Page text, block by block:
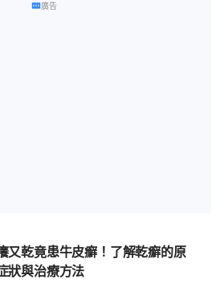
廣告
又乾竟患牛皮癬！了解乾癬的原
狀與治療方法